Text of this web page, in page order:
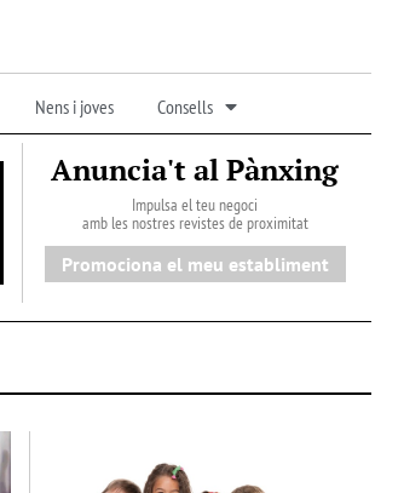
Nens i joves Consells
Anuncia't al Pànxing
Impulsa el teu negoci
amb les nostres revistes de proximitat
Promociona el meu establiment